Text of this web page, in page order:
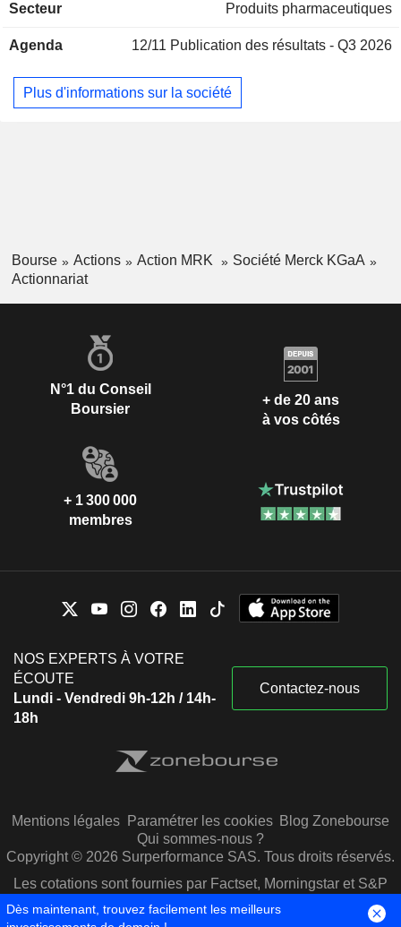
Liechtenstein
0,01%
matériaux de performance pour l'industrie électronique
pigments et additifs, matériaux organiques à base de
suivante : Allemagne (4,8%), Suisse (1,9%), Europe
(23,7%), Etats-Unis (24,8%), Amérique du Nord (1,3%),
Secteur Produits pharmaceutiques
Agenda 12/11 Publication des résultats - Q3 2026
Plus d'informations sur la société
Bourse Actions Action MRK
Société Merck KGaA
Actionnariat
N°1 du Conseil
Boursier
+ de 20 ans
à vos côtés
+ 1 300 000
membres
NOS EXPERTS À VOTRE
ÉCOUTE
Lundi - Vendredi 9h-12h / 14h-
18h
Contactez-nous
Mentions légales Paramétrer les cookies Blog Zonebourse
Qui sommes-nous ?
Copyright © 2026 Surperformance SAS. Tous droits réservés.
Les cotations sont fournies par Factset, Morningstar et S&P
Capital IQ
Dès maintenant, trouvez facilement les meilleurs